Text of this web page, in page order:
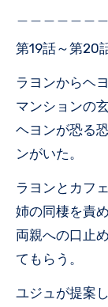
第19話～第20
ラヨンからヘ
マンションの
ヘヨンが恐る
ンがいた。
ラヨンとカフェ
姉の同棲を責
両親への口止
てもらう。
ユジュが提案